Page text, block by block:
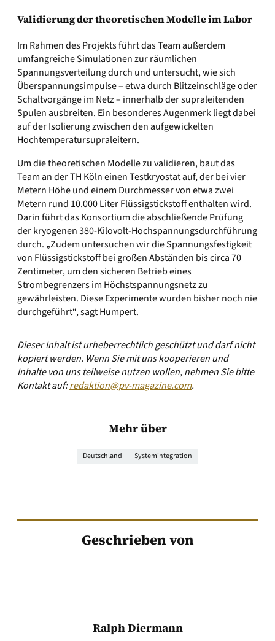
Validierung der theoretischen Modelle im Labor
Im Rahmen des Projekts führt das Team außerdem
umfangreiche Simulationen zur räumlichen
Spannungsverteilung durch und untersucht, wie sich
Überspannungsimpulse – etwa durch Blitzeinschläge oder
Schaltvorgänge im Netz – innerhalb der supraleitenden
Spulen ausbreiten. Ein besonderes Augenmerk liegt dabei
auf der Isolierung zwischen den aufgewickelten
Hochtemperatursupraleitern.
Um die theoretischen Modelle zu validieren, baut das
Team an der TH Köln einen Testkryostat auf, der bei vier
Metern Höhe und einem Durchmesser von etwa zwei
Metern rund 10.000 Liter Flüssigstickstoff enthalten wird.
Darin führt das Konsortium die abschließende Prüfung
der kryogenen 380-Kilovolt-Hochspannungsdurchführung
durch. „Zudem untersuchen wir die Spannungsfestigkeit
von Flüssigstickstoff bei großen Abständen bis circa 70
Zentimeter, um den sicheren Betrieb eines
Strombegrenzers im Höchstspannungsnetz zu
gewährleisten. Diese Experimente wurden bisher noch nie
durchgeführt“, sagt Humpert.
Dieser Inhalt ist urheberrechtlich geschützt und darf nicht
kopiert werden. Wenn Sie mit uns kooperieren und
Inhalte von uns teilweise nutzen wollen, nehmen Sie bitte
Kontakt auf:redaktion@pv-magazine.com.
Mehr über
Deutschland Systemintegration
Geschrieben von
Ralph Diermann